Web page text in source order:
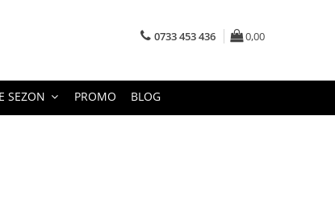
0733 453 436 0,00
SEZON PROMO BLOG